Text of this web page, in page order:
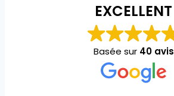
EXCELLENT
Basée sur 40 avis